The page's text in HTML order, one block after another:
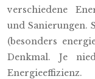
verschiedene
und Sanierungen.
(besonders
Denkmal. Je